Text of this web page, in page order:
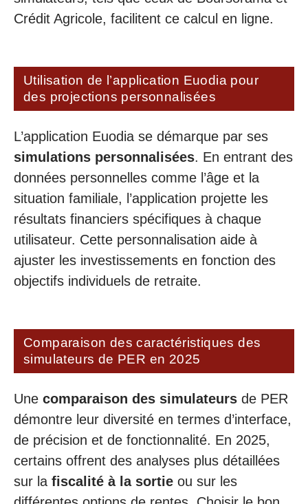
Crédit Agricole, facilitent ce calcul en ligne.
Utilisation de l’application Euodia pour
des projections personnalisées
L’application Euodia se démarque par ses
simulations personnalisées. En entrant des
données personnelles comme l’âge et la
situation familiale, l’application projette les
résultats financiers spécifiques à chaque
utilisateur. Cette personnalisation aide à
ajuster les investissements en fonction des
objectifs individuels de retraite.
Comparaison des caractéristiques des
simulateurs de PER en 2025
Une comparaison des simulateurs de PER
démontre leur diversité en termes d’interface,
de précision et de fonctionnalité. En 2025,
certains offrent des analyses plus détaillées
sur la fiscalité à la sortie ou sur les